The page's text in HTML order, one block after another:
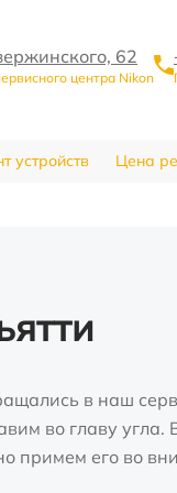
62
центра Nikon
устройств Цена
в наш
во главу угла.
примем его во